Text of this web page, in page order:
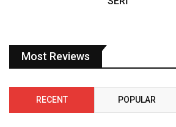
Most Reviews
RECENT POPULAR